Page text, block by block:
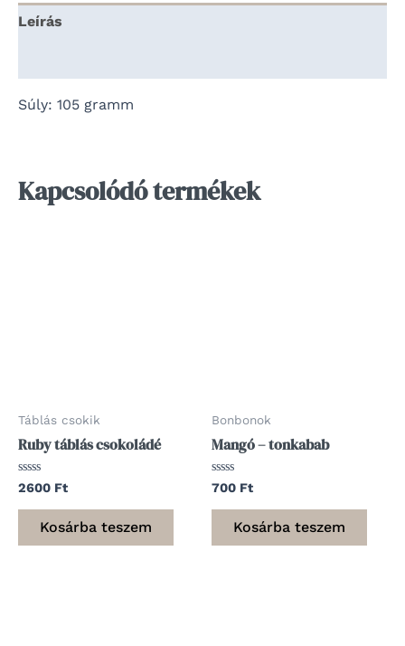
Leírás
Súly: 105 gramm
Kapcsolódó termékek
Táblás csokik
Ruby táblás csokoládé
Értékelés:
/
2600 Ft
Kosárba teszem
Bonbonok
Mangó – tonkabab
Értékelés:
/
700 Ft
Kosárba teszem